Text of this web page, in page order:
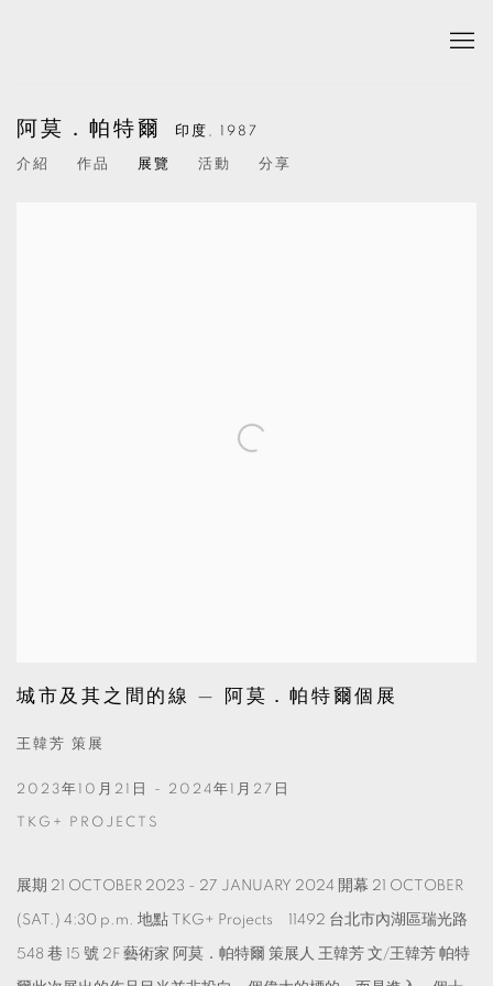
阿莫．帕特爾 印度, 1987
介紹 作品 展覽 活動 分享
城市及其之間的線 — 阿莫．帕特爾個展
王韓芳 策展
2023年10月21日 - 2024年1月27日
TKG+ PROJECTS
展期 21 OCTOBER 2023 - 27 JANUARY 2024 開幕 21 OCTOBER
(SAT.) 4:30 p.m. 地點 TKG+ Projects 11492 台北市內湖區瑞光路
548 巷 15 號 2F 藝術家 阿莫．帕特爾 策展人 王韓芳 文/王韓芳 帕特